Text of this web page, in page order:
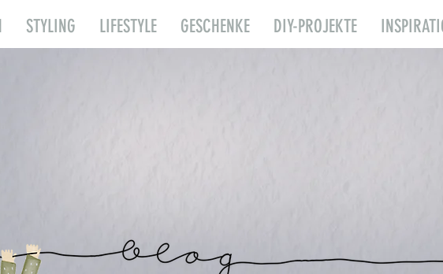
STYLING LIFESTYLE GESCHENKE DIY-PROJEKTE